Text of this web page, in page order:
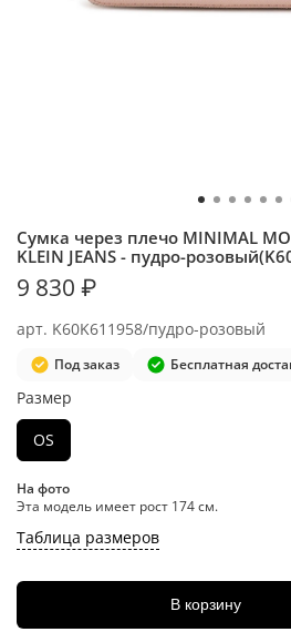
арт. K60K611958/пудро-розовый
Сумка через плечо MINIMAL
KLEIN JEANS - пудро-
Под заказ Бесплатная
9 830 ₽
Таблица размеров
В корзину
Размер
OS
На фото
Эта модель имеет рост 174 см.